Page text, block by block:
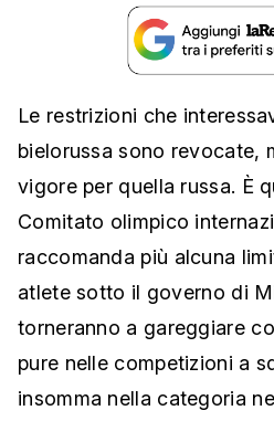
Le restrizioni che
bielorussa sono revocate,
vigore per quella russa. È
Comitato olimpico
raccomanda più alcuna
atlete sotto il governo di
torneranno a gareggiare
pure nelle competizioni a
insomma nella categoria